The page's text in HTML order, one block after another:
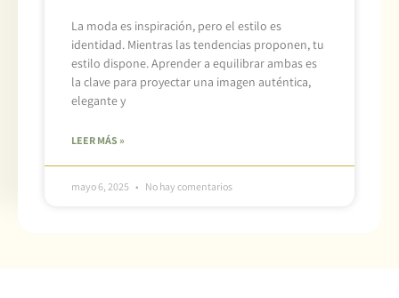
La moda es inspiración, pero el estilo es
identidad. Mientras las tendencias proponen, tu
estilo dispone. Aprender a equilibrar ambas es
la clave para proyectar una imagen auténtica,
elegante y
LEER MÁS »
mayo 6, 2025 No hay comentarios